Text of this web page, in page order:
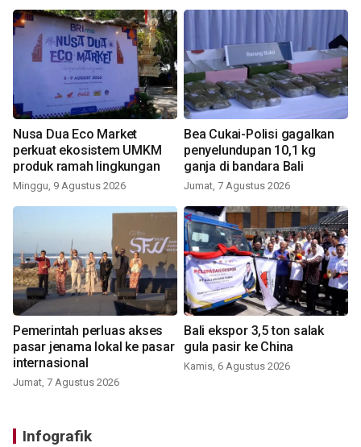
Nusa Dua Eco Market
perkuat ekosistem UMKM
produk ramah lingkungan
Minggu, 9 Agustus 2026
Bea Cukai-Polisi gagalkan
penyelundupan 10,1 kg
ganja di bandara Bali
Jumat, 7 Agustus 2026
Pemerintah perluas akses
pasar jenama lokal ke pasar
internasional
Jumat, 7 Agustus 2026
Bali ekspor 3,5 ton salak
gula pasir ke China
Kamis, 6 Agustus 2026
Infografik